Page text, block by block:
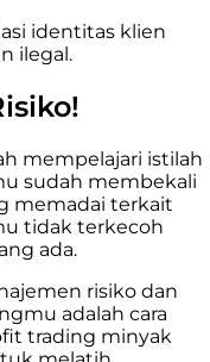
identitas klien
ilegal.
mempelajari istilah
sudah membekali
memadai terkait
tidak terkecoh
ada.
risiko dan
adalah cara
trading minyak